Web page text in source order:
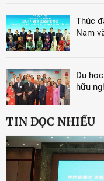
Thúc
Nam
Du
hữu
TIN ĐỌC NHIỀU